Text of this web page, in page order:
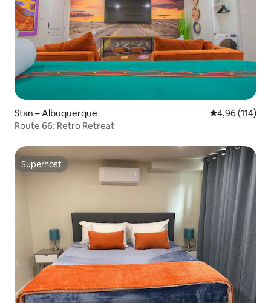
Stan – Albuquerque Prosječna
4,96 (114)
Route 66: Retro Retreat
Superhost
Superhost